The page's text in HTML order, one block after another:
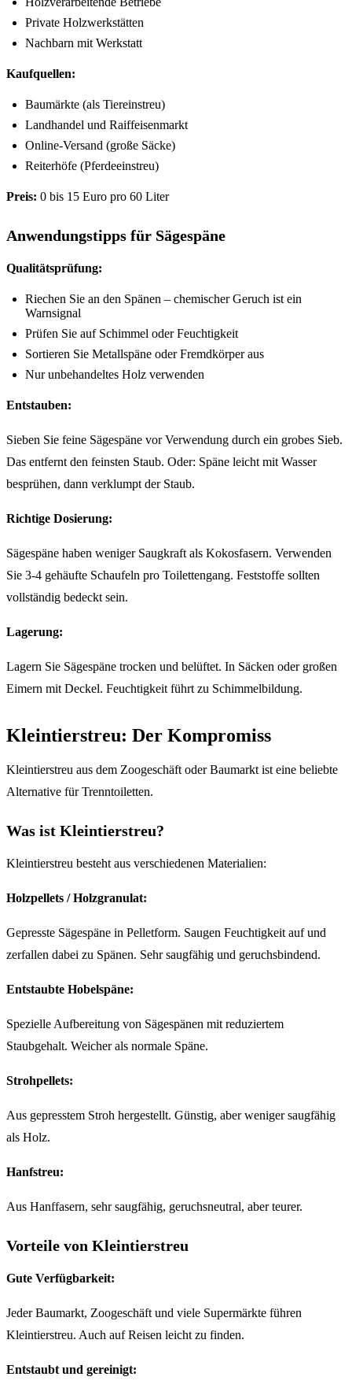
Private Holzwerkstätten
Nachbarn mit Werkstatt
Kaufquellen:
Baumärkte (als Tiereinstreu)
Landhandel und Raiffeisenmarkt
Online-Versand (große Säcke)
Reiterhöfe (Pferdeeinstreu)
Preis: 0 bis 15 Euro pro 60 Liter
Anwendungstipps für Sägespäne
Qualitätsprüfung:
Riechen Sie an den Spänen – chemischer Geruch ist ein
Warnsignal
Prüfen Sie auf Schimmel oder Feuchtigkeit
Sortieren Sie Metallspäne oder Fremdkörper aus
Nur unbehandeltes Holz verwenden
Entstauben:
Sieben Sie feine Sägespäne vor Verwendung durch ein grobes Sieb.
Das entfernt den feinsten Staub. Oder: Späne leicht mit Wasser
besprühen, dann verklumpt der Staub.
Richtige Dosierung:
Sägespäne haben weniger Saugkraft als Kokosfasern. Verwenden
Sie 3-4 gehäufte Schaufeln pro Toilettengang. Feststoffe sollten
vollständig bedeckt sein.
Lagerung:
Lagern Sie Sägespäne trocken und belüftet. In Säcken oder großen
Eimern mit Deckel. Feuchtigkeit führt zu Schimmelbildung.
Kleintierstreu: Der Kompromiss
Kleintierstreu aus dem Zoogeschäft oder Baumarkt ist eine beliebte
Alternative für Trenntoiletten.
Was ist Kleintierstreu?
Kleintierstreu besteht aus verschiedenen Materialien:
Holzpellets / Holzgranulat:
Gepresste Sägespäne in Pelletform. Saugen Feuchtigkeit auf und
zerfallen dabei zu Spänen. Sehr saugfähig und geruchsbindend.
Entstaubte Hobelspäne:
Spezielle Aufbereitung von Sägespänen mit reduziertem
Staubgehalt. Weicher als normale Späne.
Strohpellets:
Aus gepresstem Stroh hergestellt. Günstig, aber weniger saugfähig
als Holz.
Hanfstreu:
Aus Hanffasern, sehr saugfähig, geruchsneutral, aber teurer.
Vorteile von Kleintierstreu
Gute Verfügbarkeit:
Jeder Baumarkt, Zoogeschäft und viele Supermärkte führen
Kleintierstreu. Auch auf Reisen leicht zu finden.
Entstaubt und gereinigt: